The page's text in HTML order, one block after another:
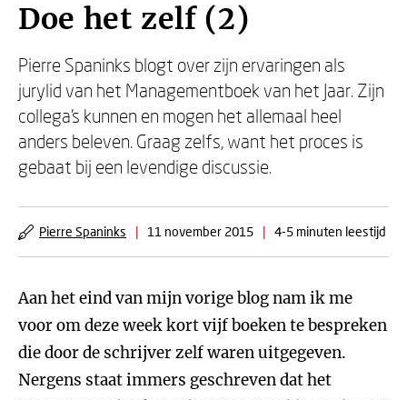
Doe het zelf (2)
Pierre Spaninks blogt over zijn ervaringen als
jurylid van het Managementboek van het Jaar. Zijn
collega's kunnen en mogen het allemaal heel
anders beleven. Graag zelfs, want het proces is
gebaat bij een levendige discussie.
Pierre Spaninks | 11 november 2015 | 4-5 minuten leestijd
Aan het eind van mijn vorige blog nam ik me
voor om deze week kort vijf boeken te bespreken
die door de schrijver zelf waren uitgegeven.
Nergens staat immers geschreven dat het